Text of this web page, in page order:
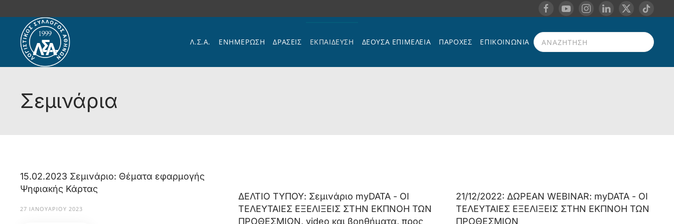
Skip to main content
Λ.Σ.Α. ΕΝΗΜΕΡΩΣΗ ΔΡΑΣΕΙΣ ΕΚΠΑΊΔΕΥΣΗ ΔΕΟΥΣΑ ΕΠΙΜΕΛΕΙΑ ΠΑΡΟΧΈΣ
ΕΠΙΚΟΙΝΩΝΊΑ
Σεμινάρια
15.02.2023 Σεμινάριο: Θέματα εφαρμογής
Ψηφιακής Κάρτας
27 ΙΑΝΟΥΑΡΊΟΥ 2023
ΔΕΛΤΙΟ ΤΥΠΟΥ: Σεμινάριο myDATA - ΟΙ
ΤΕΛΕΥΤΑΙΕΣ ΕΞΕΛΙΞΕΙΣ ΣΤΗΝ ΕΚΠΝΟΗ ΤΩΝ
ΠΡΟΘΕΣΜΙΩΝ, video και βοηθήματα, προς
21/12/2022: ΔΩΡΕΑΝ WEBINAR: myDATA - ΟΙ
ΤΕΛΕΥΤΑΙΕΣ ΕΞΕΛΙΞΕΙΣ ΣΤΗΝ ΕΚΠΝΟΗ ΤΩΝ
ΠΡΟΘΕΣΜΙΩΝ